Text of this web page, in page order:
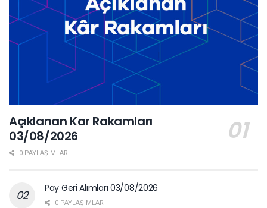
Açıklanan Kar Rakamları
03/08/2026
0 PAYLAŞIMLAR
Pay Geri Alımları 03/08/2026
0 PAYLAŞIMLAR